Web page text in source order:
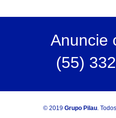
Anuncie
(55)
© 2019 Grupo Pilau.